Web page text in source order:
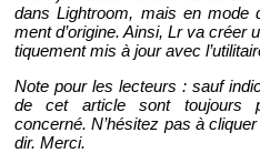
dans Ligh­troom, mais en mode
ment d’ori­gine. Ainsi, Lr va
ti­que­ment mis à jour avec
Note pour les lec­teurs : sauf
de cet ar­ticle sont tou­jours
concerné. N’hé­si­tez pas à
dir. Merci.